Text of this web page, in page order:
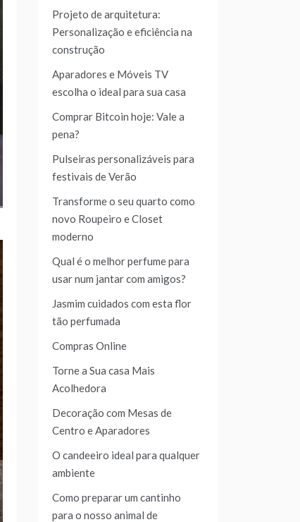
Projeto de arquitetura:
Personalização e eficiência na
construção
Aparadores e Móveis TV
escolha o ideal para sua casa
Comprar Bitcoin hoje: Vale a
pena?
Pulseiras personalizáveis para
festivais de Verão
Transforme o seu quarto como
novo Roupeiro e Closet
moderno
Qual é o melhor perfume para
usar num jantar com amigos?
Jasmim cuidados com esta flor
tão perfumada
Compras Online
Torne a Sua casa Mais
Acolhedora
Decoração com Mesas de
Centro e Aparadores
O candeeiro ideal para qualquer
ambiente
Como preparar um cantinho
para o nosso animal de